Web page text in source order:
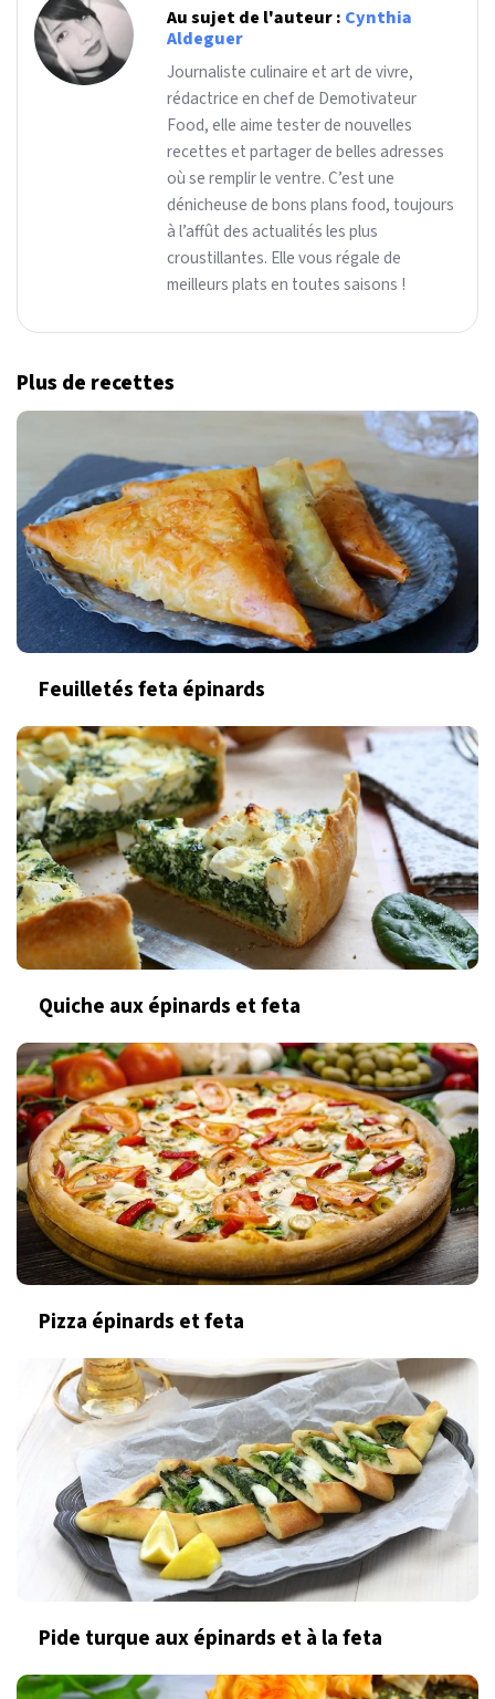
Au sujet de l'auteur : Cynthia
Aldeguer
Journaliste culinaire et art de vivre,
rédactrice en chef de Demotivateur
Food, elle aime tester de nouvelles
recettes et partager de belles adresses
où se remplir le ventre. C’est une
dénicheuse de bons plans food, toujours
à l’affût des actualités les plus
croustillantes. Elle vous régale de
meilleurs plats en toutes saisons !
Plus de recettes
Feuilletés feta épinards
Quiche aux épinards et feta
Pizza épinards et feta
Pide turque aux épinards et à la feta